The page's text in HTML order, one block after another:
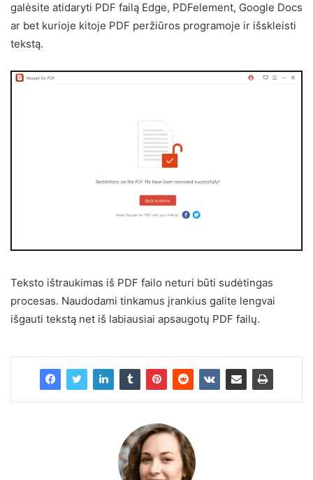
galėsite atidaryti PDF failą Edge, PDFelement, Google Docs
ar bet kurioje kitoje PDF peržiūros programoje ir išskleisti
tekstą.
Teksto ištraukimas iš PDF failo neturi būti sudėtingas
procesas. Naudodami tinkamus įrankius galite lengvai
išgauti tekstą net iš labiausiai apsaugotų PDF failų.